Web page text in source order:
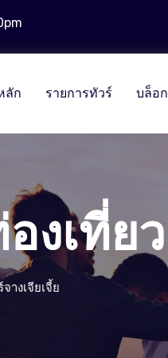
ลัก รายการทัวร์ บล็อก
งเที่ยว
างเจียเจี้ย